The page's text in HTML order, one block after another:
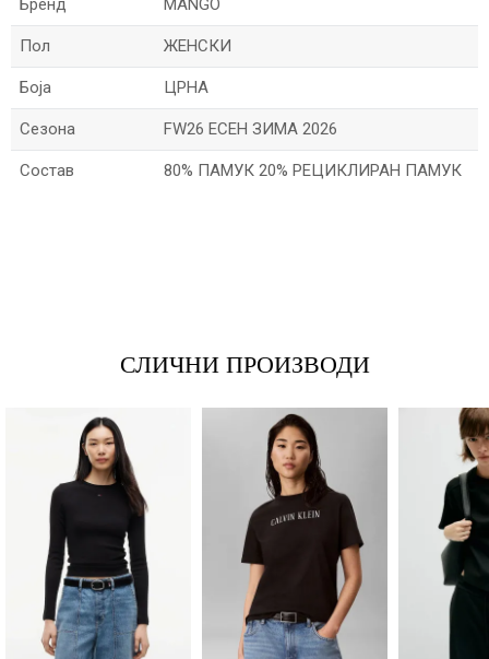
Бренд MANGO
Пол ЖЕНСКИ
Боја ЦРНА
Сезона FW26 ЕСЕН ЗИМА 2026
Состав 80% ПАМУК 20% РЕЦИКЛИРАН ПАМУК
Анти спам заштита - пресметајте колку е 9 - 4 :
СЛИЧНИ ПРОИЗВОДИ